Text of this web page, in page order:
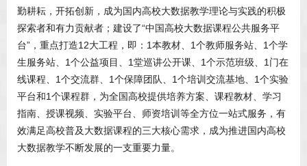
勤耕耘，开拓创新，成为国内高校大数据教学理论与实践的积极
探索者和有力贡献者；建设了“中国高校大数据课程公共服务平
台”，重点打造12大工程，即：1本教材、1个教师服务站、1个学
生服务站、1个公益项目、1堂巡讲公开课、1个示范班级、1门在
线课程、1个交流群、1个保障团队、1个培训交流基地、1个实验
平台和1个课程群，为全国高校提供培养方案、课程教材、学习
指南、授课视频、实验平台、师资培训等全方位一站式服务，有
效满足高校普及大数据课程的三大核心需求，成为推进国内高校
大数据教学不断发展的一支重要力量。